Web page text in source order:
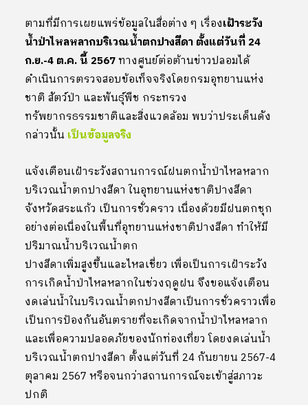
ตามที่มีการเผยแพร่ข้อมูลในสื่อต่าง ๆ เรื่องเฝ้าระวัง
น้ำป่าไหลหลากบริเวณน้ำตกปางสีดา ตั้งแต่วันที่ 24
ก.ย.-4 ต.ค. นี้ 2567ทางศูนย์ต่อต้านข่าวปลอมได้
ดำเนินการตรวจสอบข้อเท็จจริงโดยกรมอุทยานแห่ง
ชาติ สัตว์ป่า และพันธุ์พืช กระทรวง
ทรัพยากรธรรมชาติและสิ่งแวดล้อม พบว่าประเด็นดัง
กล่าวนั้น เป็นข้อมูลจริง
แจ้งเตือนเฝ้าระวังสถานการณ์ฝนตกน้ำป่าไหลหลาก
บริเวณน้ำตกปางสีดา ในอุทยานแห่งชาติปางสีดา
จังหวัดสระแก้ว เป็นการชั่วคราว เนื่องด้วยมีฝนตกชุก
อย่างต่อเนื่องในพื้นที่อุทยานแห่งชาติปางสีดา ทำให้มี
ปริมาณน้ำบริเวณน้ำตก
ปางสีดาเพิ่มสูงขึ้นและไหลเชี่ยว เพื่อเป็นการเฝ้าระวัง
การเกิดน้ำป่าไหลหลากในช่วงฤดูฝน จึงขอแจ้งเตือน
งดเล่นน้ำในบริเวณน้ำตกปางสีดาเป็นการชั่วคราวเพื่อ
เป็นการป้องกันอันตรายที่จะเกิดจากน้ำป่าไหลหลาก
และเพื่อความปลอดภัยของนักท่องเที่ยว โดยงดเล่นน้ำ
บริเวณน้ำตกปางสีดา ตั้งแต่วันที่ 24 กันยายน 2567-4
ตุลาคม 2567 หรือจนกว่าสถานการณ์จะเข้าสู่สภาวะ
ปกติ